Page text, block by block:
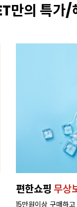
만의 특가/
새벽배송
배달 가능 지역